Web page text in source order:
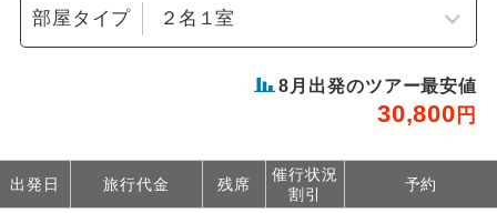
部屋タイプ
8 月出発のツアー最安値
30,800 円
出発日 旅行代金 残席
催行状況
割引
予約